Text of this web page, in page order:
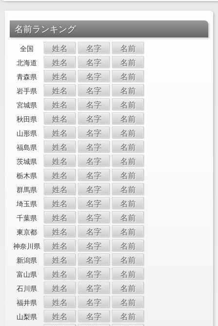
名前ランキング
全国 姓名 名字 名前
北海道 姓名 名字 名前
青森県 姓名 名字 名前
岩手県 姓名 名字 名前
宮城県 姓名 名字 名前
秋田県 姓名 名字 名前
山形県 姓名 名字 名前
福島県 姓名 名字 名前
茨城県 姓名 名字 名前
栃木県 姓名 名字 名前
群馬県 姓名 名字 名前
埼玉県 姓名 名字 名前
千葉県 姓名 名字 名前
東京都 姓名 名字 名前
神奈川県 姓名 名字 名前
新潟県 姓名 名字 名前
富山県 姓名 名字 名前
石川県 姓名 名字 名前
福井県 姓名 名字 名前
山梨県 姓名 名字 名前